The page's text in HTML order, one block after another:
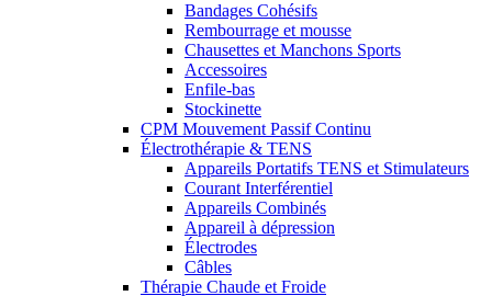
Bandages Cohésifs
Rembourrage et mousse
Chausettes et Manchons Sports
Accessoires
Enfile-bas
Stockinette
CPM Mouvement Passif Continu
Électrothérapie & TENS
Appareils Portatifs TENS et Stimulateurs
Courant Interférentiel
Appareils Combinés
Appareil à dépression
Électrodes
Câbles
Thérapie Chaude et Froide